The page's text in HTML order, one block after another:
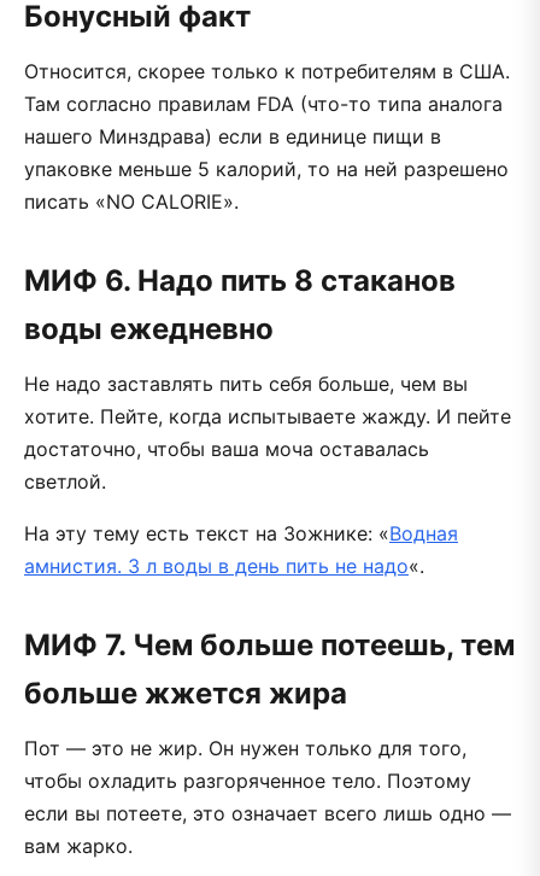
Бонусный факт
Относится, скорее только к потребителям в США.
Там согласно правилам FDA (что-то типа аналога
нашего Минздрава) если в единице пищи в
упаковке меньше 5 калорий, то на ней разрешено
писать «NO CALORIE».
МИФ 6. Надо пить 8 стаканов
воды ежедневно
Не надо заставлять пить себя больше, чем вы
хотите. Пейте, когда испытываете жажду. И пейте
достаточно, чтобы ваша моча оставалась
светлой.
На эту тему есть текст на Зожнике: «Водная
амнистия. 3 л воды в день пить не надо«.
МИФ 7. Чем больше потеешь, тем
больше жжется жира
Пот — это не жир. Он нужен только для того,
чтобы охладить разгоряченное тело. Поэтому
если вы потеете, это означает всего лишь одно —
вам жарко.